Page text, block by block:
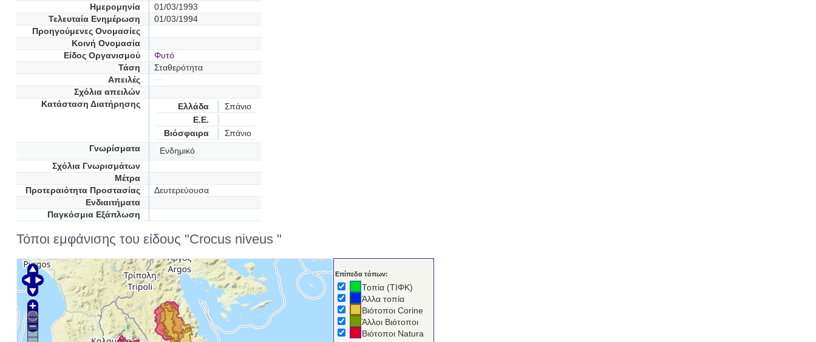
Ημερομηνία
01/03/1993
Τελευταία Ενημέρωση
01/03/1994
Προηγούμενες Oνομασίες
Κοινή Ονομασία
Είδος Οργανισμού
Φυτό
Τάση
Σταθερότητα
Απειλές
Σχόλια απειλών
Κατάσταση Διατήρησης
Ελλάδα
Σπάνιο
Ε.Ε.
Βιόσφαιρα
Σπάνιο
Γνωρίσματα
Ενδημικό
Σχόλια Γνωρισμάτων
Μέτρα
Προτεραιότητα Προστασίας
Δευτερεύουσα
Ενδιαιτήματα
Παγκόσμια Εξάπλωση
Τόποι εμφάνισης του είδους "Crocus niveus "
Επίπεδα τόπων:
Τοπία (ΤΙΦΚ)
Άλλα τοπία
Βιότοποι Corine
Άλλοι Βιότοποι
Βιότοποι Natura